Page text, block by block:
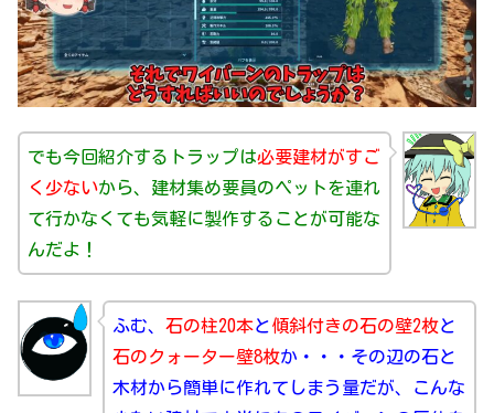
でも今回紹介するトラップは必要建材がすご
く少ないから、建材集め要員のペットを連れ
て行かなくても気軽に製作することが可能な
んだよ！
ふむ、 石の柱20本と傾斜付きの石の壁2枚と
石のクォーター壁8枚か・・・その辺の石と
木材から簡単に作れてしまう量だが、こんな